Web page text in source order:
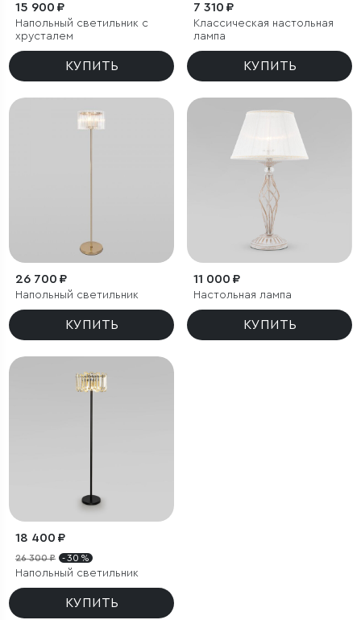
15 900 ₽
Напольный светильник с
хрусталем
КУПИТЬ
7 310 ₽
Классическая настольная
лампа
КУПИТЬ
26 700 ₽
Напольный светильник
КУПИТЬ
11 000 ₽
Настольная лампа
КУПИТЬ
18 400 ₽
26 300 ₽ - 30 %
Напольный светильник
КУПИТЬ